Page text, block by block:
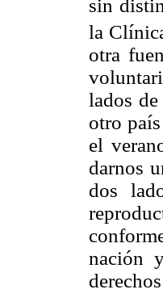
sin
la
otra
lados
otro
el
darnos
dos
nación